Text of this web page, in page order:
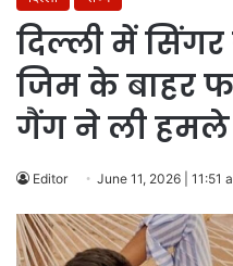
दिल्ली में
जिम के बाहर
गैंग ने ली हमले
Editor June 11, 2026 | 11:51